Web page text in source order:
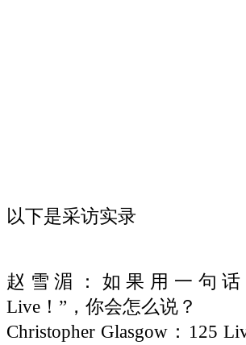
以下是采访实录
赵雪湄：如果用一句话
Live！”，你会怎么说？
Christopher Glasgow：125